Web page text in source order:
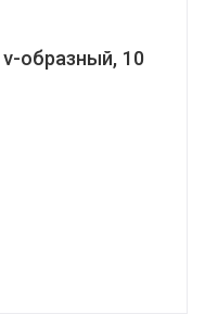
образный, 10